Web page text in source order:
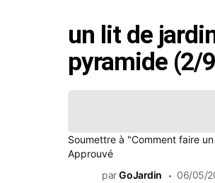
un lit de
pyramide (2/
Soumettre à "Comment faire
Approuvé
par GoJardin 06/05/